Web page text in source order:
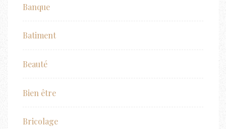
Banque
Batiment
Beauté
Bien être
Bricolage